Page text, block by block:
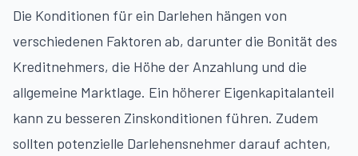
Die Konditionen für ein Darlehen hängen von
verschiedenen Faktoren ab, darunter die Bonität des
Kreditnehmers, die Höhe der Anzahlung und die
allgemeine Marktlage. Ein höherer Eigenkapitalanteil
kann zu besseren Zinskonditionen führen. Zudem
sollten potenzielle Darlehensnehmer darauf achten,